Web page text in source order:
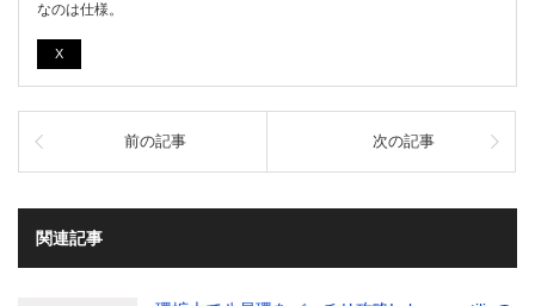
なのは仕様。
X
前の記事 次の記事
関連記事